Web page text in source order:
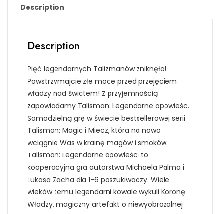
Description
Description
Pięć legendarnych Talizmanów zniknęło!
Powstrzymajcie złe moce przed przejęciem
władzy nad światem! Z przyjemnością
zapowiadamy Talisman: Legendarne opowieśc.
Samodzielną grę w świecie bestsellerowej serii
Talisman: Magia i Miecz, która na nowo
wciągnie Was w krainę magów i smoków.
Talisman: Legendarne opowieści to
kooperacyjna gra autorstwa Michaela Palma i
Lukasa Zacha dla 1-6 poszukiwaczy. Wiele
wieków temu legendarni kowale wykuli Koronę
Władzy, magiczny artefakt o niewyobrażalnej